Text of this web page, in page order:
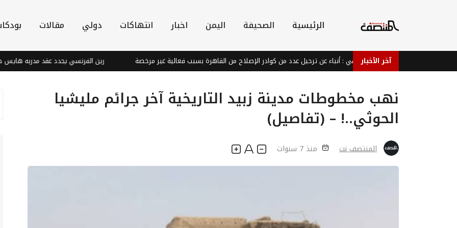
الرئيسية الصحيفة اليمن اخبار انتهاكات دولي مقالات
آخر الأخبار
شقيق حمود المخلافي : أنباء عن ترحيل عدد من كوادر الإصلاح من القاهرة بسبب فعالية غير مرخصة رين الفرنسي يجدد عقد مدربه هايس حتى 2028
نهب مخطوطات مدينة زبيد التاريخية آخر جرائم مليشيا
الحوثي..! – (تفاصيل)
المنتصف نت منذ 7 سنوات